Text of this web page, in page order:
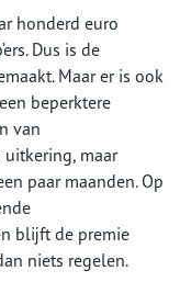
honderd euro
Dus is de
Maar er is ook
beperktere
van
maar
paar maanden. Op
blijft de premie
niets regelen.